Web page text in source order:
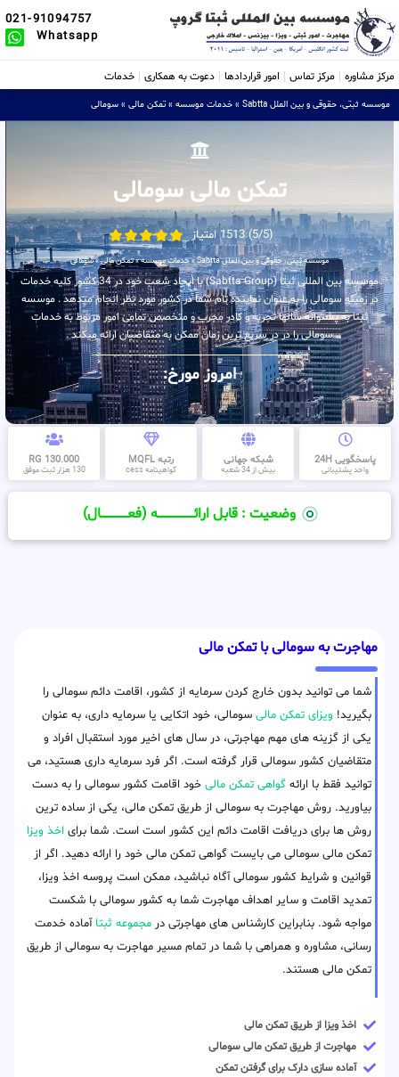
021-91094757
Whatsapp
مرکز مشاوره مرکز تماس امور قراردادها دعوت به همکاری خدمات
موسسه ثبتی، حقوقی و بین الملل Sabtta » خدمات موسسه » تمکن مالی » سومالی
تمکن مالی سومالی
(5/5) 1513 امتیاز
موسسه ثبتی، حقوقی و بین الملل Sabtta »خدمات موسسه»تمکن مالی»سومالی
موسسه بین المللی ثبتا (Sabtta Group) با ایجاد شعب خود در 34 کشور کلیه خدمات
در زمینه سومالی را به عنوان نماینده تام شما در کشور مورد نظر انجام میدهد . موسسه
ثبتا به پشتوانه سالها تجربه و کادر مجرب و متخصص تمامی امور مربوط به خدمات
سومالی را در در سریع ترین زمان ممکن به متقاضیان ارائه میکند .
امروز مورخ:
پاسخگویی 24H
واحد پشتیبانی
شبکه جهانی
بیش از 34 شعبه
رتبه MQFL
گواهینامه cess
130.000 RG
130 هزار ثبت موفق
وضعیت : قابل ارائــــــــــــــــــــه (فعـــــــــــــــال)
مهاجرت به سومالی با تمکن مالی
شما می توانید بدون خارج کردن سرمایه از کشور، اقامت دائم سومالی را
بگیرید! ویزای تمکن مالی سومالی، خود اتکایی یا سرمایه داری، به عنوان
یکی از گزینه های مهم مهاجرتی، در سال های اخیر مورد استقبال افراد و
متقاضیان کشور سومالی قرار گرفته است. اگر فرد سرمایه داری هستید، می
توانید فقط با ارائه گواهی تمکن مالی خود اقامت کشور سومالی را به دست
بیاورید. روش مهاجرت به سومالی از طریق تمکن مالی، یکی از ساده ترین
روش ها برای دریافت اقامت دائم این کشور است است. شما برای اخذ ویزا
تمکن مالی سومالی می بایست گواهی تمکن مالی خود را ارائه دهید. اگر از
قوانین و شرایط کشور سومالی آگاه نباشید، ممکن است پروسه اخذ ویزا،
تمدید اقامت و سایر اهداف مهاجرت شما به کشور سومالی با شکست
مواجه شود. بنابراین کارشناس های مهاجرتی در مجموعه ثبتا آماده خدمت
رسانی، مشاوره و همراهی با شما در تمام مسیر مهاجرت به سومالی از طریق
تمکن مالی هستند.
اخذ ویزا از طریق تمکن مالی
مهاجرت از طریق تمکن مالی سومالی
آماده سازی دارک برای گرفتن تمکن